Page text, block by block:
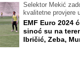
Selektor Mekić
kvalitetne provjere
EMF Euro 2024
sinoć su na
Ibričić, Zeba,